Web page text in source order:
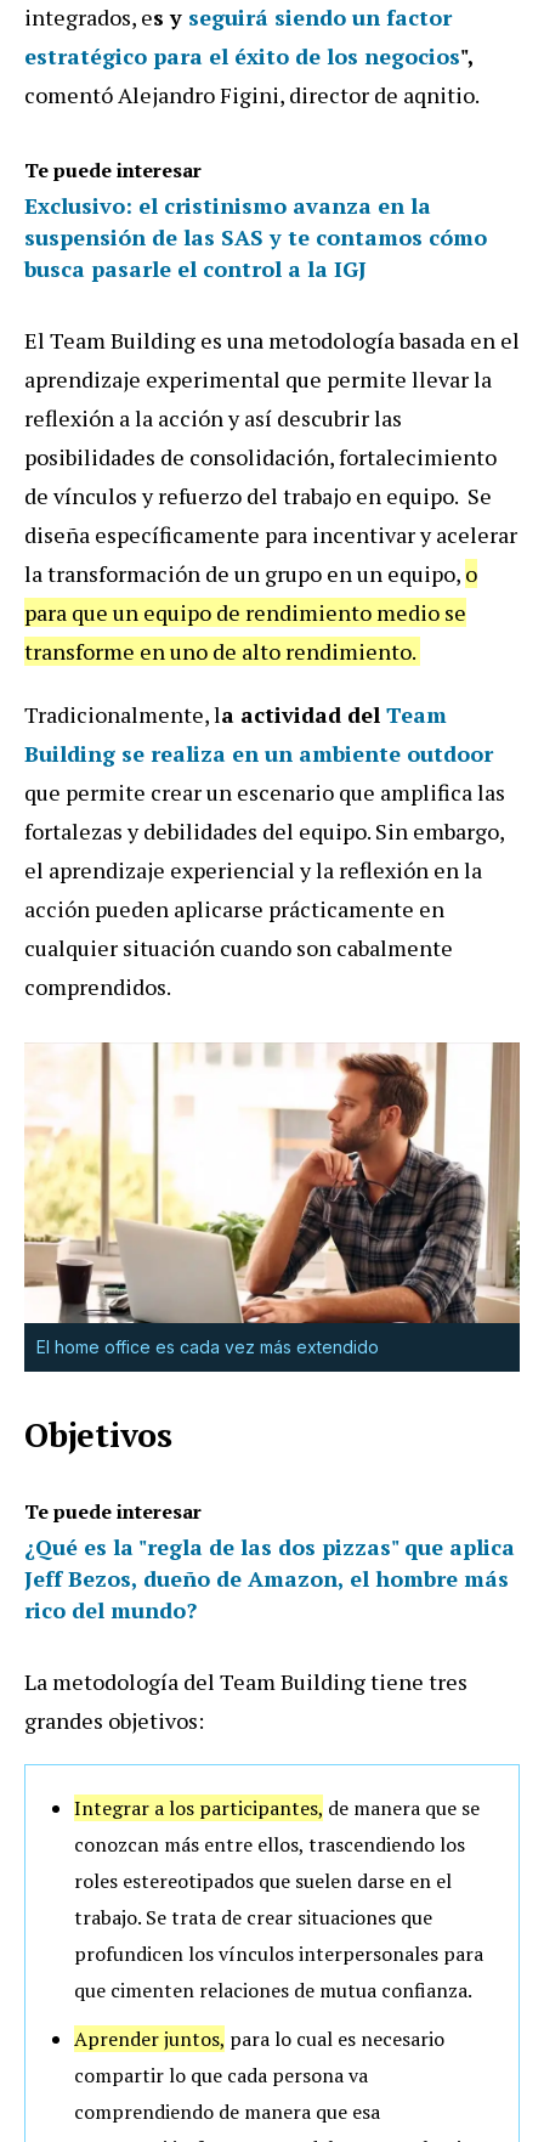
integrados, es y seguirá siendo un factor
estratégico para el éxito de los negocios",
comentó Alejandro Figini, director de aqnitio.
Te puede interesar
Exclusivo: el cristinismo avanza en la
suspensión de las SAS y te contamos cómo
busca pasarle el control a la IGJ
El Team Building es una metodología basada en el
aprendizaje experimental que permite llevar la
reflexión a la acción y así descubrir las
posibilidades de consolidación, fortalecimiento
de vínculos y refuerzo del trabajo en equipo. Se
diseña específicamente para incentivar y acelerar
la transformación de un grupo en un equipo, o
para que un equipo de rendimiento medio se
transforme en uno de alto rendimiento.
Tradicionalmente, la actividad del Team
Building se realiza en un ambiente outdoor
que permite crear un escenario que amplifica las
fortalezas y debilidades del equipo. Sin embargo,
el aprendizaje experiencial y la reflexión en la
acción pueden aplicarse prácticamente en
cualquier situación cuando son cabalmente
comprendidos.
El home office es cada vez más extendido
Objetivos
Te puede interesar
¿Qué es la "regla de las dos pizzas" que aplica
Jeff Bezos, dueño de Amazon, el hombre más
rico del mundo?
La metodología del Team Building tiene tres
grandes objetivos:
Integrar a los participantes, de manera que se
conozcan más entre ellos, trascendiendo los
roles estereotipados que suelen darse en el
trabajo. Se trata de crear situaciones que
profundicen los vínculos interpersonales para
que cimenten relaciones de mutua confianza.
Aprender juntos, para lo cual es necesario
compartir lo que cada persona va
comprendiendo de manera que esa